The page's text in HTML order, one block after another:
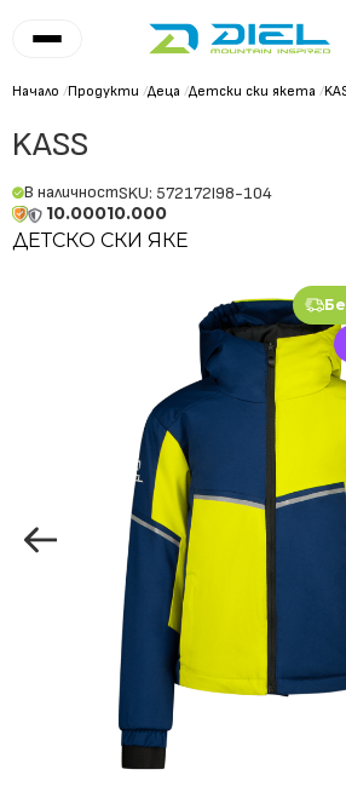
Начало /Продукти /Деца /Детски ски якета /
KASS
В наличностSKU: 572172I98-104
10.00010.000
ДЕТСКО СКИ ЯКЕ